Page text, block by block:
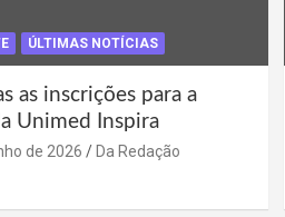
ÚLTIMAS NOTÍCIAS
as inscrições para a
Unimed Inspira
de 2026 Da Redação